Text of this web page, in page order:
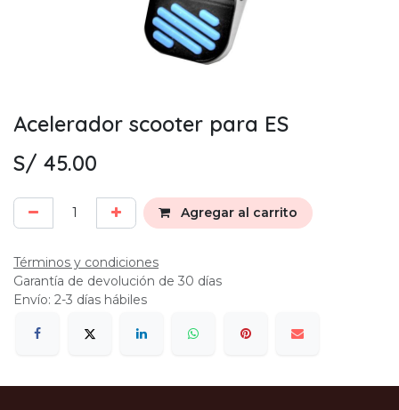
Acelerador scooter para ES
S/ 45.00
Agregar al carrito
Términos y condiciones
Garantía de devolución de 30 días
Envío: 2-3 días hábiles